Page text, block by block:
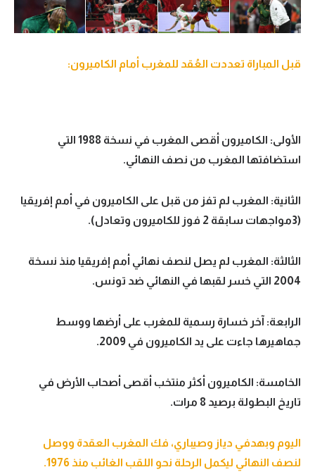
قبل المباراة تعددت العُقد للمغرب أمام الكاميرون:
الأولى: الكاميرون أقصى المغرب في نسخة 1988 التي
استضافتها المغرب من نصف النهائي.
الثانية: المغرب لم تفز من قبل على الكاميرون في أمم إفريقيا
(3مواجهات سابقة 2 فوز للكاميرون وتعادل).
الثالثة: المغرب لم يصل لنصف نهائي أمم إفريقيا منذ نسخة
2004 التي خسر لقبها في النهائي ضد تونس.
الرابعة: آخر خسارة رسمية للمغرب على أرضها ووسط
جماهيرها جاءت على يد الكاميرون في 2009.
الخامسة: الكاميرون أكثر منتخب أقصى أصحاب الأرض في
تاريخ البطولة برصيد 8 مرات.
اليوم وبهدفي دياز وصيباري، فك المغرب العقدة ووصل
لنصف النهائي ليكمل الرحلة نحو اللقب الغائب منذ 1976.